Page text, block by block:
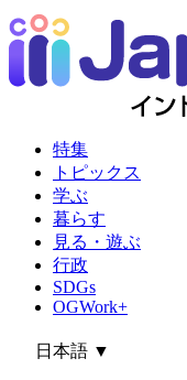
特集
トピックス
学ぶ
暮らす
見る・遊ぶ
行政
SDGs
OGWork+
日本語 ▼